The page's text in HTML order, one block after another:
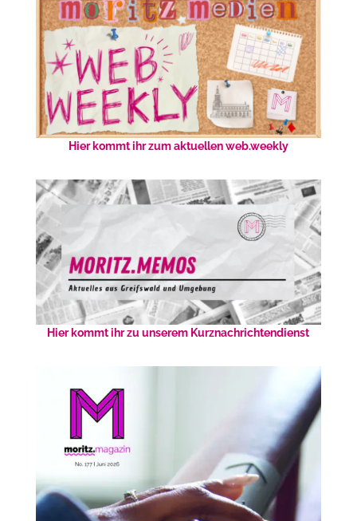
Hier kommt ihr zum aktuellen web.weekly
Hier kommt ihr zu unserem Kurznachrichtendienst